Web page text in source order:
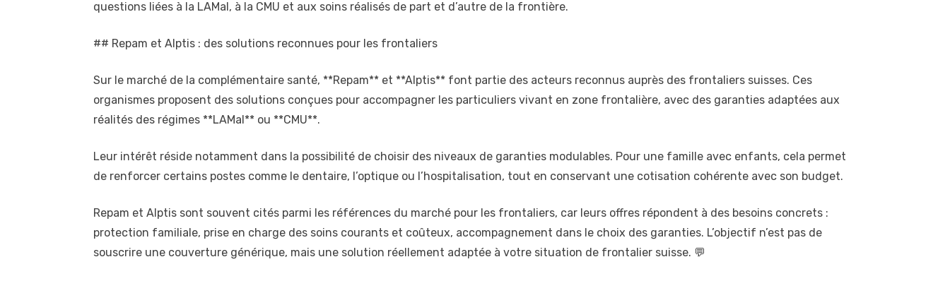
questions liées à la LAMal, à la CMU et aux soins réalisés de part et d’autre de la frontière.
## Repam et Alptis : des solutions reconnues pour les frontaliers
Sur le marché de la complémentaire santé, **Repam** et **Alptis** font partie des acteurs reconnus auprès des frontaliers suisses. Ces
organismes proposent des solutions conçues pour accompagner les particuliers vivant en zone frontalière, avec des garanties adaptées aux
réalités des régimes **LAMal** ou **CMU**.
Leur intérêt réside notamment dans la possibilité de choisir des niveaux de garanties modulables. Pour une famille avec enfants, cela permet
de renforcer certains postes comme le dentaire, l’optique ou l’hospitalisation, tout en conservant une cotisation cohérente avec son budget.
Repam et Alptis sont souvent cités parmi les références du marché pour les frontaliers, car leurs offres répondent à des besoins concrets :
protection familiale, prise en charge des soins courants et coûteux, accompagnement dans le choix des garanties. L’objectif n’est pas de
souscrire une couverture générique, mais une solution réellement adaptée à votre situation de frontalier suisse. 💬